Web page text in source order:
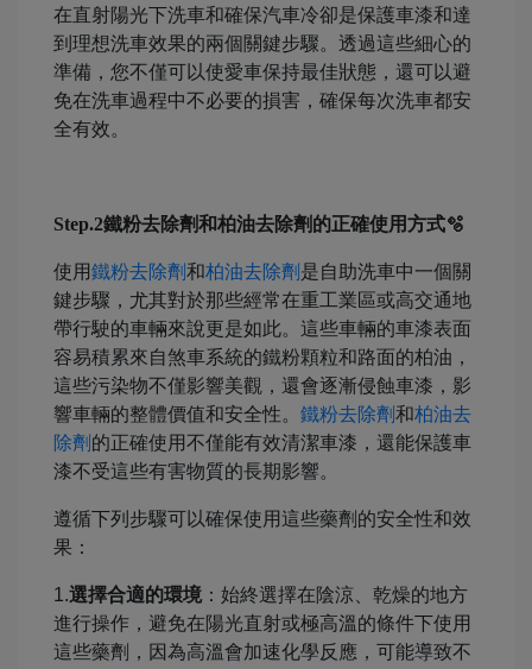
在直射陽光下洗車和確保汽車冷卻是保護車漆和達
到理想洗車效果的兩個關鍵步驟。透過這些細心的
準備，您不僅可以使愛車保持最佳狀態，還可以避
免在洗車過程中不必要的損害，確保每次洗車都安
全有效。
Step.2鐵粉去除劑和柏油去除劑的正確使用方式🫧
使用鐵粉去除劑和柏油去除劑 是自助洗車中一個關
鍵步驟，尤其對於那些經常在重工業區或高交通地
帶行駛的車輛來說更是如此。這些車輛的車漆表面
容易積累來自煞車系統的鐵粉顆粒和路面的柏油，
這些污染物不僅影響美觀，還會逐漸侵蝕車漆，影
響車輛的整體價值和安全性。 鐵粉去除劑和柏油去
除劑 的正確使用不僅能有效清潔車漆，還能保護車
漆不受這些有害物質的長期影響。
遵循下列步驟可以確保使用這些藥劑的安全性和效
果：
1.選擇合適的環境 ：始終選擇在陰涼、乾燥的地方
進行操作，避免在陽光直射或極高溫的條件下使用
這些藥劑，因為高溫會加速化學反應，可能導致不